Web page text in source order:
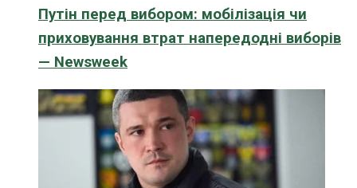
Путін перед вибором: мобілізація чи
приховування втрат напередодні виборів
— Newsweek